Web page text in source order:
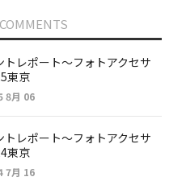
COMMENTS
トレポート～フォトアクセサ
東京
8月 06
トレポート～フォトアクセサ
東京
7月 16